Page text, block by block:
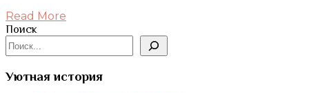
Read More
Поиск
Уютная история